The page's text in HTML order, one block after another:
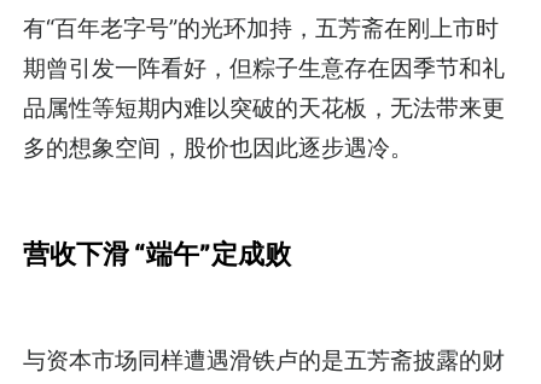
有“百年老字号”的光环加持，五芳斋在刚上市时
期曾引发一阵看好，但粽子生意存在因季节和礼
品属性等短期内难以突破的天花板，无法带来更
多的想象空间，股价也因此逐步遇冷。
营收下滑 “端午”定成败
与资本市场同样遭遇滑铁卢的是五芳斋披露的财